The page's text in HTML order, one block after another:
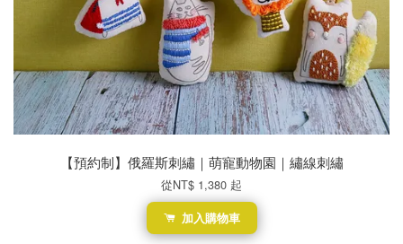
【預約制】俄羅斯刺繡｜萌寵動物園｜繡線刺繡
從NT$ 1,380 起
加入購物車